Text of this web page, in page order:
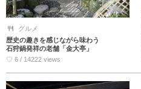
グルメ
歴史の趣きを感じながら味わう
石狩鍋発祥の老舗「金大亭」
♡ 6 / 14222 views